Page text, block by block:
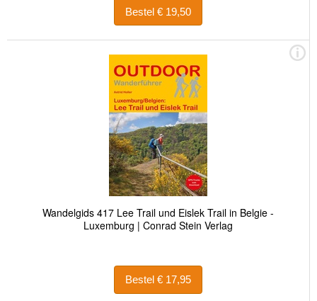
Bestel € 19,50
Wandelgids 417 Lee Trail und Eislek Trail in Belgie -
Luxemburg | Conrad Stein Verlag
Bestel € 17,95